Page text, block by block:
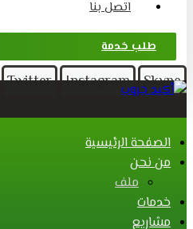
اتصل بنا
طلب خدمة
Twitter Instagram Skype
الصفحة الرئيسية
من نحن
ملف
خدمات
مشاريع